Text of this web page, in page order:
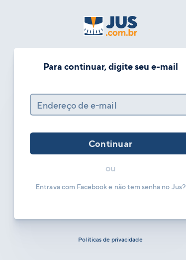
Para continuar, digite seu e-mail
Endereço de e-mail
Continuar
ou
Entrava com Facebook e não tem senha no Jus?
Políticas de privacidade